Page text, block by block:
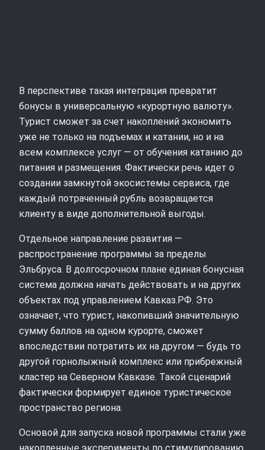
В перспективе такая интеграция превратит
бонусы в универсальную «курортную валюту».
Турист сможет за счет накоплений экономить
уже не только на подъемах и катании, но и на
всем комплексе услуг — от обучения катанию до
питания и размещения. Фактически речь идет о
создании замкнутой экосистемы сервиса, где
каждый потраченный рубль возвращается
клиенту в виде дополнительной выгоды.
Отдельное направление развития —
распространение программы за пределы
Эльбруса. В долгосрочном плане единая бонусная
система должна начать действовать и на других
объектах под управлением Кавказ.РФ. Это
означает, что турист, накопивший значительную
сумму баллов на одном курорте, сможет
впоследствии потратить их на другом — будь то
другой горнолыжный комплекс или прибрежный
кластер на Северном Кавказе. Такой сценарий
фактически формирует единое туристическое
пространство региона.
Основой для запуска новой программы стали уже